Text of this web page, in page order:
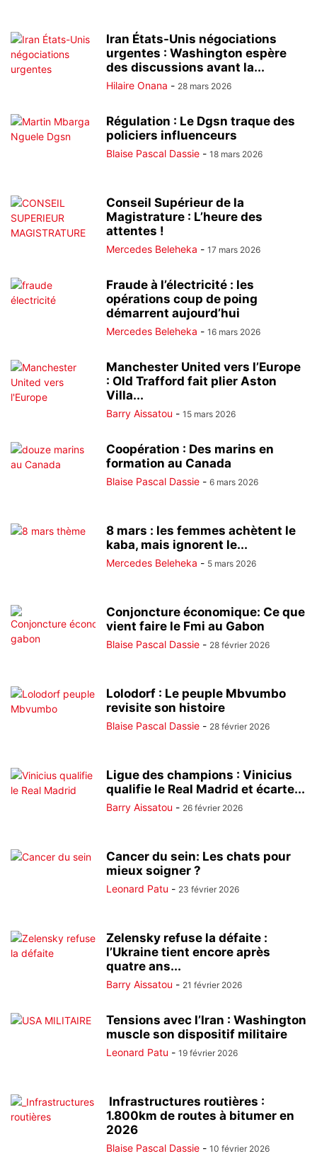
Iran États-Unis négociations
urgentes : Washington espère
des discussions avant la...
Hilaire Onana - 28 mars 2026
Régulation : Le Dgsn traque des
policiers influenceurs
Blaise Pascal Dassie - 18 mars 2026
Conseil Supérieur de la
Magistrature : L’heure des
attentes !
Mercedes Beleheka - 17 mars 2026
Fraude à l’électricité : les
opérations coup de poing
démarrent aujourd’hui
Mercedes Beleheka - 16 mars 2026
Manchester United vers l’Europe
: Old Trafford fait plier Aston
Villa...
Barry Aissatou - 15 mars 2026
Coopération : Des marins en
formation au Canada
Blaise Pascal Dassie - 6 mars 2026
8 mars : les femmes achètent le
kaba, mais ignorent le...
Mercedes Beleheka - 5 mars 2026
Conjoncture économique: Ce que
vient faire le Fmi au Gabon
Blaise Pascal Dassie - 28 février 2026
Lolodorf : Le peuple Mbvumbo
revisite son histoire
Blaise Pascal Dassie - 28 février 2026
Ligue des champions : Vinicius
qualifie le Real Madrid et écarte...
Barry Aissatou - 26 février 2026
Cancer du sein: Les chats pour
mieux soigner ?
Leonard Patu - 23 février 2026
Zelensky refuse la défaite :
l’Ukraine tient encore après
quatre ans...
Barry Aissatou - 21 février 2026
Tensions avec l’Iran : Washington
muscle son dispositif militaire
Leonard Patu - 19 février 2026
Infrastructures routières :
1.800km de routes à bitumer en
2026
Blaise Pascal Dassie - 10 février 2026